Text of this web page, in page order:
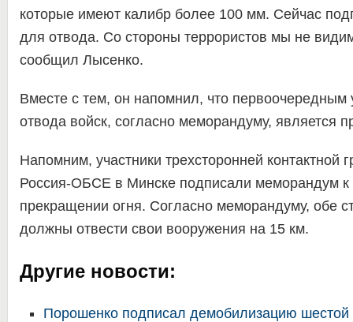
которые имеют калибр более 100 мм. Сейчас
для отвода. Со стороны террористов мы не
сообщил Лысенко.
Вместе с тем, он напомнил, что первоочередным
отвода войск, согласно меморандуму, является
Напомним, участники трехсторонней контактной
Россия-ОБСЕ в Минске подписали меморандум к
прекращении огня. Согласно меморандуму, обе
должны отвести свои вооружения на 15 км.
Другие новости:
Порошенко подписал демобилизацию